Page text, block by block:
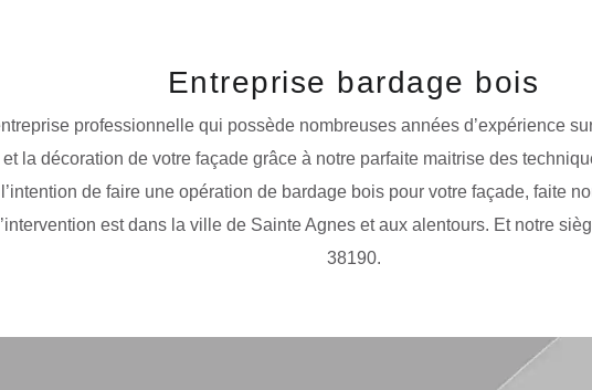
Entreprise bardage bois
professionnelle qui possède nombreuses années d’expérience
la décoration de votre façade grâce à notre parfaite maitrise des
de faire une opération de bardage bois pour votre façade, faite
est dans la ville de Sainte Agnes et aux alentours. Et notre
38190.